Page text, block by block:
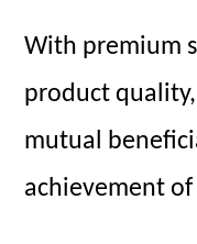
With premium
product
mutual
achievement